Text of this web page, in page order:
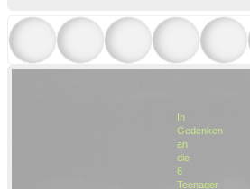
In
Gedenken
an
die
6
Teenager